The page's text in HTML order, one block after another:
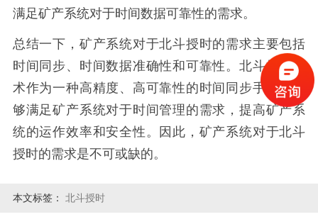
满足矿产系统对于时间数据可靠性的需求。
总结一下，矿产系统对于北斗授时的需求主要包括
时间同步、时间数据准确性和可靠性。北斗授时技
术作为一种高精度、高可靠性的时间同步手段，能
够满足矿产系统对于时间管理的需求，提高矿产系
统的运作效率和安全性。因此，矿产系统对于北斗
授时的需求是不可或缺的。
本文标签： 北斗授时